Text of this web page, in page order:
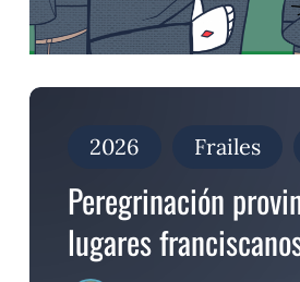
Peregrinación
franciscanos
2026 Frailes
Peregrinación
lugares